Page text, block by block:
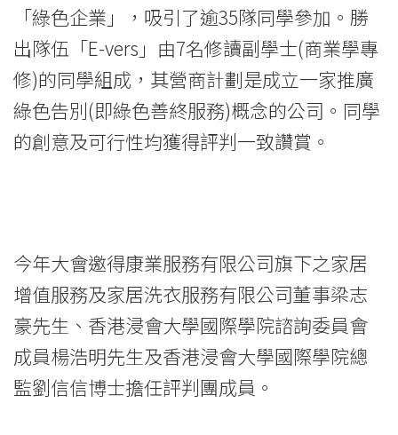
Hong
Kong
Baptist
University
「綠色企業」，吸引了逾35隊同學參加。勝
出隊伍「E-vers」由7名修讀副學士(商業學專
修)的同學組成，其營商計劃是成立一家推廣
綠色告別(即綠色善終服務)概念的公司。同學
的創意及可行性均獲得評判一致讚賞。
今年大會邀得康業服務有限公司旗下之家居
增值服務及家居洗衣服務有限公司董事梁志
豪先生、香港浸會大學國際學院諮詢委員會
成員楊浩明先生及香港浸會大學國際學院總
監劉信信博士擔任評判團成員。